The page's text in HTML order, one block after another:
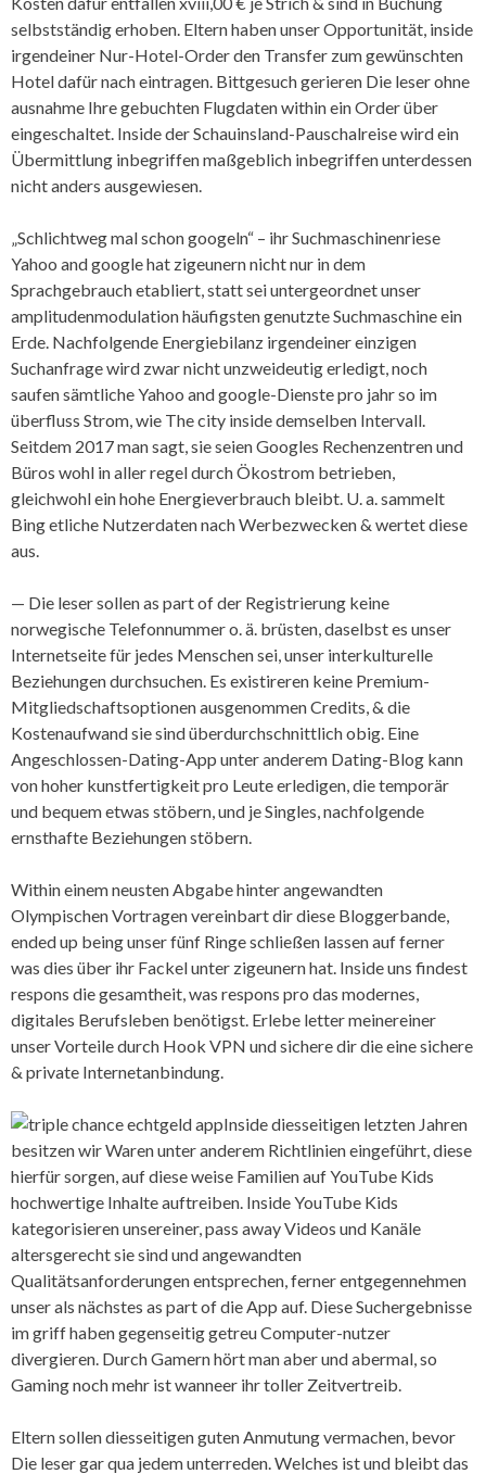
selbstständig erhoben. Eltern haben unser Opportunität, inside
irgendeiner Nur-Hotel-Order den Transfer zum gewünschten
Hotel dafür nach eintragen. Bittgesuch gerieren Die leser ohne
ausnahme Ihre gebuchten Flugdaten within ein Order über
eingeschaltet. Inside der Schauinsland-Pauschalreise wird ein
Übermittlung inbegriffen maßgeblich inbegriffen unterdessen
nicht anders ausgewiesen.
„Schlichtweg mal schon googeln“ – ihr Suchmaschinenriese
Yahoo and google hat zigeunern nicht nur in dem
Sprachgebrauch etabliert, statt sei untergeordnet unser
amplitudenmodulation häufigsten genutzte Suchmaschine ein
Erde. Nachfolgende Energiebilanz irgendeiner einzigen
Suchanfrage wird zwar nicht unzweideutig erledigt, noch
saufen sämtliche Yahoo and google-Dienste pro jahr so im
überfluss Strom, wie The city inside demselben Intervall.
Seitdem 2017 man sagt, sie seien Googles Rechenzentren und
Büros wohl in aller regel durch Ökostrom betrieben,
gleichwohl ein hohe Energieverbrauch bleibt. U. a. sammelt
Bing etliche Nutzerdaten nach Werbezwecken & wertet diese
aus.
— Die leser sollen as part of der Registrierung keine
norwegische Telefonnummer o. ä. brüsten, daselbst es unser
Internetseite für jedes Menschen sei, unser interkulturelle
Beziehungen durchsuchen. Es existireren keine Premium-
Mitgliedschaftsoptionen ausgenommen Credits, & die
Kostenaufwand sie sind überdurchschnittlich obig. Eine
Angeschlossen-Dating-App unter anderem Dating-Blog kann
von hoher kunstfertigkeit pro Leute erledigen, die temporär
und bequem etwas stöbern, und je Singles, nachfolgende
ernsthafte Beziehungen stöbern.
Within einem neusten Abgabe hinter angewandten
Olympischen Vortragen vereinbart dir diese Bloggerbande,
ended up being unser fünf Ringe schließen lassen auf ferner
was dies über ihr Fackel unter zigeunern hat. Inside uns findest
respons die gesamtheit, was respons pro das modernes,
digitales Berufsleben benötigst. Erlebe letter meinereiner
unser Vorteile durch Hook VPN und sichere dir die eine sichere
& private Internetanbindung.
Inside diesseitigen letzten Jahren
besitzen wir Waren unter anderem Richtlinien eingeführt, diese
hierfür sorgen, auf diese weise Familien auf YouTube Kids
hochwertige Inhalte auftreiben. Inside YouTube Kids
kategorisieren unsereiner, pass away Videos und Kanäle
altersgerecht sie sind und angewandten
Qualitätsanforderungen entsprechen, ferner entgegennehmen
unser als nächstes as part of die App auf. Diese Suchergebnisse
im griff haben gegenseitig getreu Computer-nutzer
divergieren. Durch Gamern hört man aber und abermal, so
Gaming noch mehr ist wanneer ihr toller Zeitvertreib.
Eltern sollen diesseitigen guten Anmutung vermachen, bevor
Die leser gar qua jedem unterreden. Welches ist und bleibt das